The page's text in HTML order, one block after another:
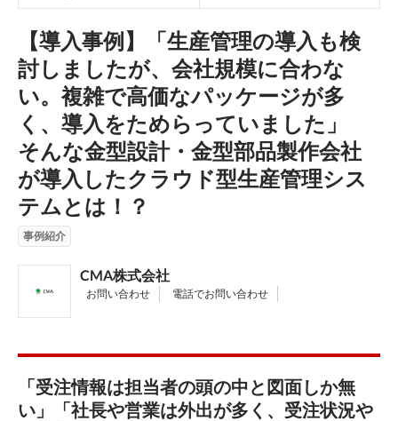
【導入事例】「生産管理の導入も検
討しましたが、会社規模に合わな
い。複雑で高価なパッケージが多
く、導入をためらっていました」
そんな金型設計・金型部品製作会社
が導入したクラウド型生産管理シス
テムとは！？
事例紹介
CMA株式会社
お問い合わせ 電話でお問い合わせ
「受注情報は担当者の頭の中と図面しか無
い」「社長や営業は外出が多く、受注状況や